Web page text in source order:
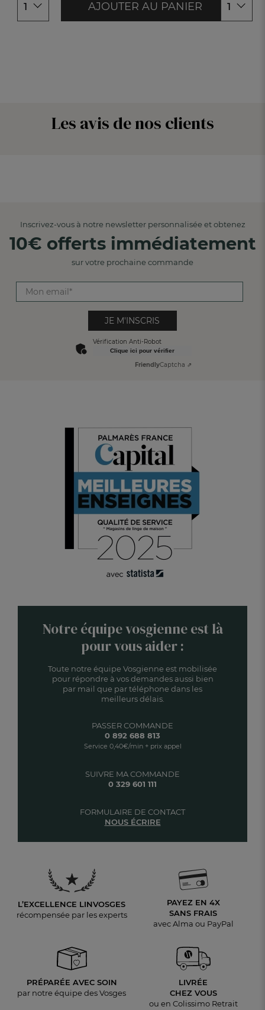
1 AJOUTER AU PANIER 1
Les avis de nos clients
Inscrivez-vous à notre newsletter personnalisée et obtenez
10€ offerts immédiatement
sur votre prochaine commande
JE M'INSCRIS
Vérification Anti-Robot
Clique ici pour vérifier
FriendlyCaptcha ⇗
Notre équipe vosgienne est là
pour vous aider :
Toute notre équipe Vosgienne est mobilisée
pour répondre à vos demandes aussi bien
par mail que par téléphone dans les
meilleurs délais.
SUIVRE MA COMMANDE
0 329 601 111
PASSER COMMANDE
0 892 688 813
Service 0,40€/min + prix appel
FORMULAIRE DE CONTACT
NOUS ÉCRIRE
L’EXCELLENCE LINVOSGES
récompensée par les experts
PAYEZ EN 4X
SANS FRAIS
avec Alma ou PayPal
PRÉPARÉE AVEC SOIN
par notre équipe des Vosges
LIVRÉE
CHEZ VOUS
ou en Colissimo Retrait